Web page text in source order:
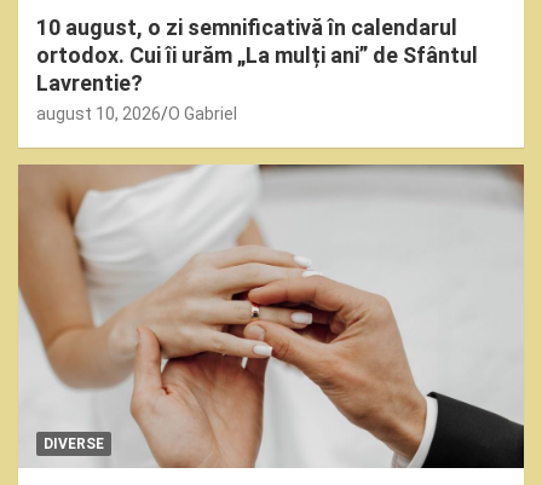
10 august, o zi semnificativă în calendarul
ortodox. Cui îi urăm „La mulți ani” de Sfântul
Lavrentie?
august 10, 2026 O Gabriel
DIVERSE